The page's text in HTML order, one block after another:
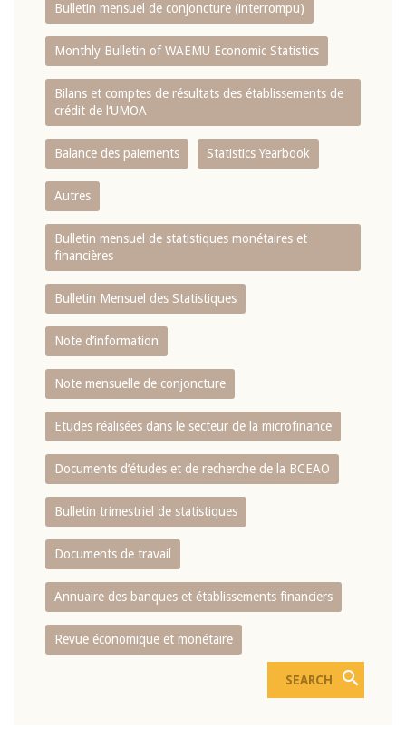
Bulletin mensuel de conjoncture (interrompu)
Monthly Bulletin of WAEMU Economic Statistics
Bilans et comptes de résultats des établissements de
crédit de l‘UMOA
Balance des paiements Statistics Yearbook
Autres
Bulletin mensuel de statistiques monétaires et
financières
Bulletin Mensuel des Statistiques
Note d’information
Note mensuelle de conjoncture
Etudes réalisées dans le secteur de la microfinance
Documents d’études et de recherche de la BCEAO
Bulletin trimestriel de statistiques
Documents de travail
Annuaire des banques et établissements financiers
Revue économique et monétaire